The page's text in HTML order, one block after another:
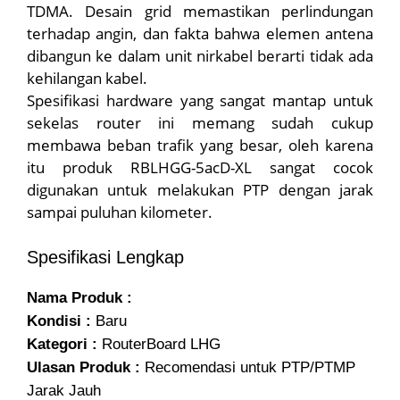
TDMA. Desain grid memastikan perlindungan
terhadap angin, dan fakta bahwa elemen antena
dibangun ke dalam unit nirkabel berarti tidak ada
kehilangan kabel.
Spesifikasi hardware yang sangat mantap untuk
sekelas router ini memang sudah cukup
membawa beban trafik yang besar, oleh karena
itu produk RBLHGG-5acD-XL sangat cocok
digunakan untuk melakukan PTP dengan jarak
sampai puluhan kilometer.
Spesifikasi Lengkap
Nama Produk :
Kondisi : Baru
Kategori : RouterBoard LHG
Ulasan Produk : Recomendasi untuk PTP/PTMP
Jarak Jauh